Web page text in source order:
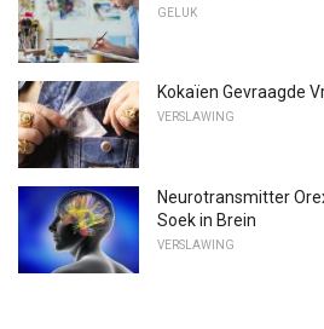
GELUK
Kokaïen Gevraagde
VERSLAWING
Neurotransmitter
Soek in Brein
VERSLAWING